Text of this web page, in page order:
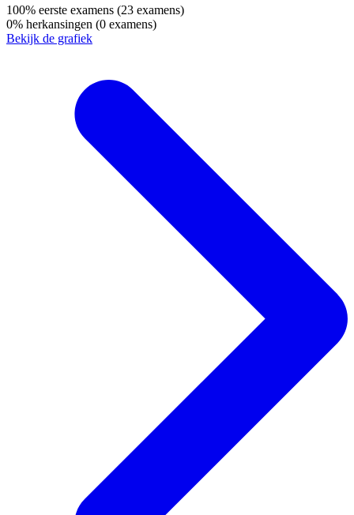
100% eerste examens (23 examens)
0% herkansingen (0 examens)
Bekijk de grafiek